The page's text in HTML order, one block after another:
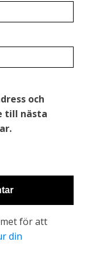
och
till nästa
för att
din